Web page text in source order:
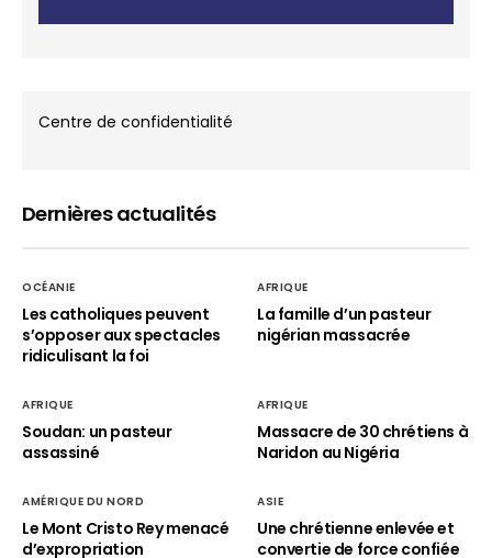
Centre de confidentialité
Dernières actualités
OCÉANIE
Les catholiques peuvent
s’opposer aux spectacles
ridiculisant la foi
AFRIQUE
La famille d’un pasteur
nigérian massacrée
AFRIQUE
Soudan: un pasteur
assassiné
AFRIQUE
Massacre de 30 chrétiens à
Naridon au Nigéria
AMÉRIQUE DU NORD
Le Mont Cristo Rey menacé
d’expropriation
ASIE
Une chrétienne enlevée et
convertie de force confiée